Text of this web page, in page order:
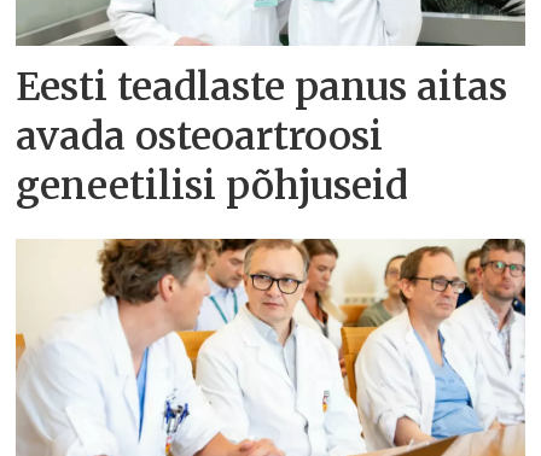
Eesti teadlaste panus aitas
avada osteoartroosi
geneetilisi põhjuseid